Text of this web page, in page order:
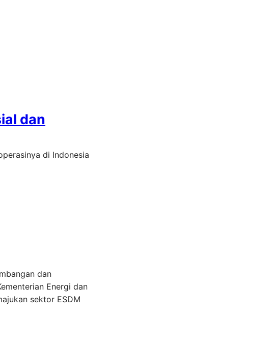
dan
di Indonesia
dan
Energi dan
sektor ESDM